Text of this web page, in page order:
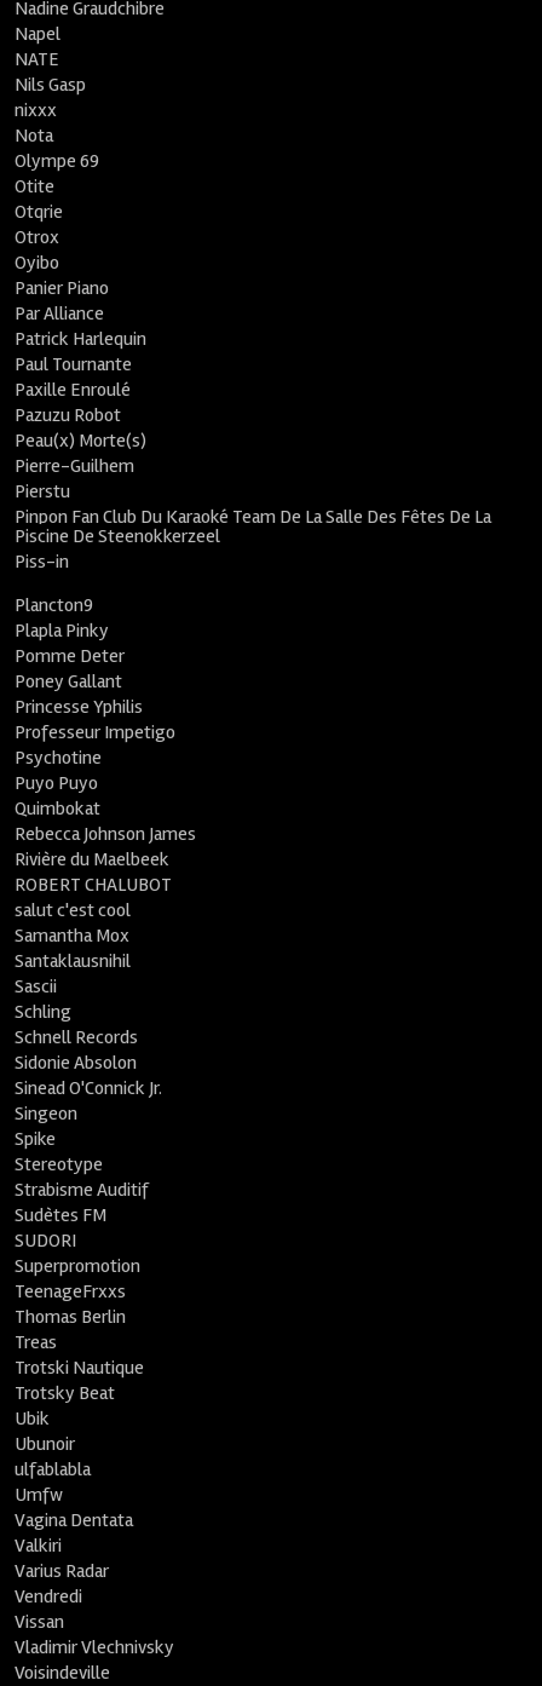
Nadine Graudchibre
Napel
NATE
Nils Gasp
nixxx
Nota
Olympe 69
Otite
Otqrie
Otrox
Oyibo
Panier Piano
Par Alliance
Patrick Harlequin
Paul Tournante
Paxille Enroulé
Pazuzu Robot
Peau(x) Morte(s)
Pierre-Guilhem
Pierstu
Pinpon Fan Club Du Karaoké Team De La Salle Des Fêtes De La
Piscine De Steenokkerzeel
Piss-in
Plancton9
Plapla Pinky
Pomme Deter
Poney Gallant
Princesse Yphilis
Professeur Impetigo
Psychotine
Puyo Puyo
Quimbokat
Rebecca Johnson James
Rivière du Maelbeek
ROBERT CHALUBOT
salut c'est cool
Samantha Mox
Santaklausnihil
Sascii
Schling
Schnell Records
Sidonie Absolon
Sinead O'Connick Jr.
Singeon
Spike
Stereotype
Strabisme Auditif
Sudètes FM
SUDORI
Superpromotion
TeenageFrxxs
Thomas Berlin
Treas
Trotski Nautique
Trotsky Beat
Ubik
Ubunoir
ulfablabla
Umfw
Vagina Dentata
Valkiri
Varius Radar
Vendredi
Vissan
Vladimir Vlechnivsky
Voisindeville